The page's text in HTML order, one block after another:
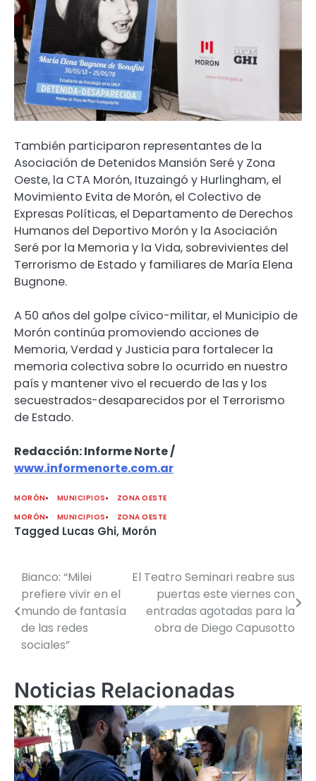
También participaron representantes de la
Asociación de Detenidos Mansión Seré y Zona
Oeste, la CTA Morón, Ituzaingó y Hurlingham, el
Movimiento Evita de Morón, el Colectivo de
Expresas Políticas, el Departamento de Derechos
Humanos del Deportivo Morón y la Asociación
Seré por la Memoria y la Vida, sobrevivientes del
Terrorismo de Estado y familiares de María Elena
Bugnone.
A 50 años del golpe cívico-militar, el Municipio de
Morón continúa promoviendo acciones de
Memoria, Verdad y Justicia para fortalecer la
memoria colectiva sobre lo ocurrido en nuestro
país y mantener vivo el recuerdo de las y los
secuestrados-desaparecidos por el Terrorismo
de Estado.
Redacción: Informe Norte /
www.informenorte.com.ar
MORÓN MUNICIPIOS
ZONA OESTE
MORÓN
MUNICIPIOS ZONA OESTE
Tagged Lucas Ghi, Morón
Navegación
de
entradas
Bianco: “Milei
prefiere vivir en el
mundo de fantasía
de las redes
sociales”
El Teatro Seminari reabre sus
puertas este viernes con
entradas agotadas para la
obra de Diego Capusotto
Noticias Relacionadas